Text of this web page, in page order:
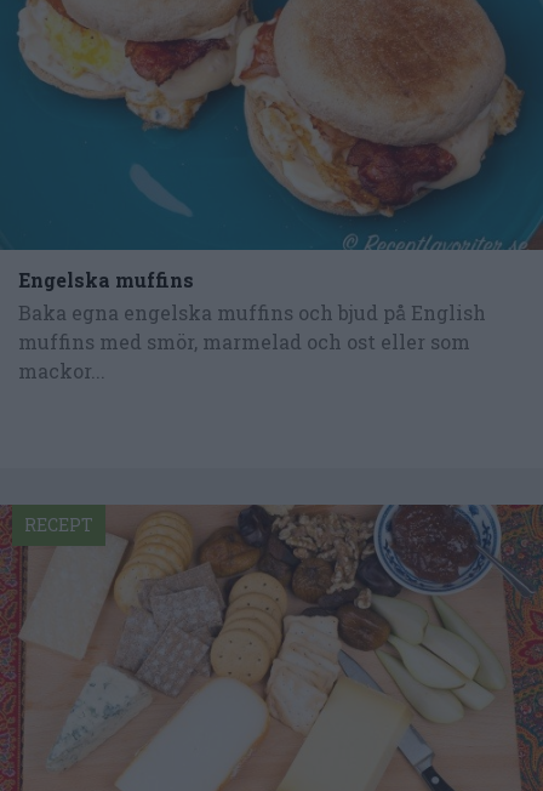
Engelska muffins
Baka egna engelska muffins och bjud på English
muffins med smör, marmelad och ost eller som
mackor...
RECEPT